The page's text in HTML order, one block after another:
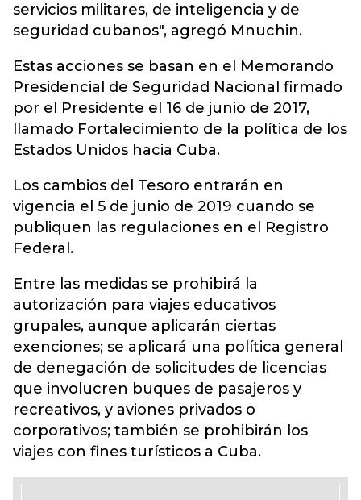
servicios militares, de inteligencia y de
seguridad cubanos", agregó Mnuchin.
Estas acciones se basan en el Memorando
Presidencial de Seguridad Nacional firmado
por el Presidente el 16 de junio de 2017,
llamado Fortalecimiento de la política de los
Estados Unidos hacia Cuba.
Los cambios del Tesoro entrarán en
vigencia el 5 de junio de 2019 cuando se
publiquen las regulaciones en el Registro
Federal.
Entre las medidas se prohibirá la
autorización para viajes educativos
grupales, aunque aplicarán ciertas
exenciones; se aplicará una política general
de denegación de solicitudes de licencias
que involucren buques de pasajeros y
recreativos, y aviones privados o
corporativos; también se prohibirán los
viajes con fines turísticos a Cuba.